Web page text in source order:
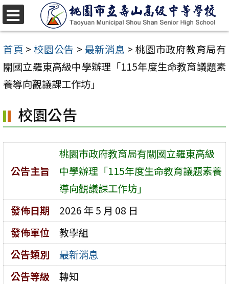
跳
至
主
要
內
區
首頁 > 校園公告 > 最新消息 > 桃園市政府教育局有
關國立羅東高級中學辦理「115年度生命教育議題素
養導向觀議課工作坊」
校園公告
公告主旨
桃園市政府教育局有關國立羅東高級
中學辦理「115年度生命教育議題素養
導向觀議課工作坊」
發佈日期
2026 年 5 月 08 日
發佈單位
教學組
公告類別
最新消息
公告等級
轉知
選
單